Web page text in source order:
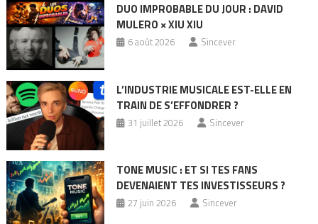
DUO IMPROBABLE DU JOUR : DAVID
MULERO × XIU XIU
6 août 2026 Sincever
L’INDUSTRIE MUSICALE EST-ELLE EN
TRAIN DE S’EFFONDRER ?
31 juillet 2026 Sincever
TONE MUSIC : ET SI TES FANS
DEVENAIENT TES INVESTISSEURS ?
27 juin 2026 Sincever